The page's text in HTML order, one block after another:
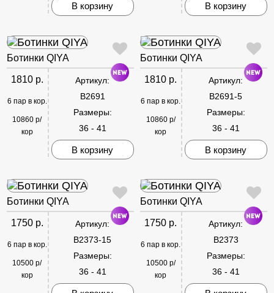
В корзину В корзину
Ботинки QIYA
1810 р.
6 пар в кор.
10860 р/
кор
Артикул:
B2691
Размеры:
36 - 41
В корзину
Ботинки QIYA
1810 р.
6 пар в кор.
10860 р/
кор
Артикул:
B2691-5
Размеры:
36 - 41
В корзину
Ботинки QIYA
1750 р.
6 пар в кор.
10500 р/
кор
Артикул:
B2373-15
Размеры:
36 - 41
Ботинки QIYA
1750 р.
6 пар в кор.
10500 р/
кор
Артикул:
B2373
Размеры:
36 - 41